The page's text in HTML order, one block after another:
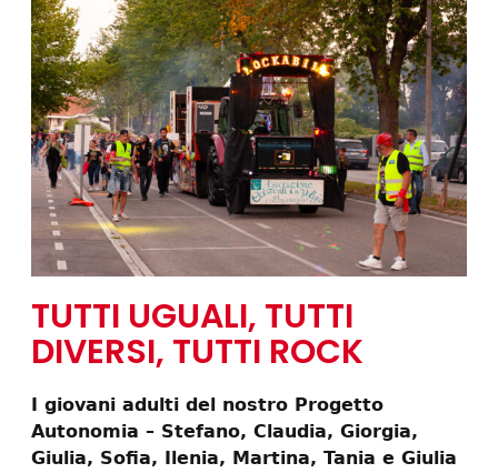
TUTTI UGUALI, TUTTI
DIVERSI, TUTTI ROCK
I giovani adulti del nostro Progetto
Autonomia – Stefano, Claudia, Giorgia,
Giulia, Sofia, Ilenia, Martina, Tania e Giulia